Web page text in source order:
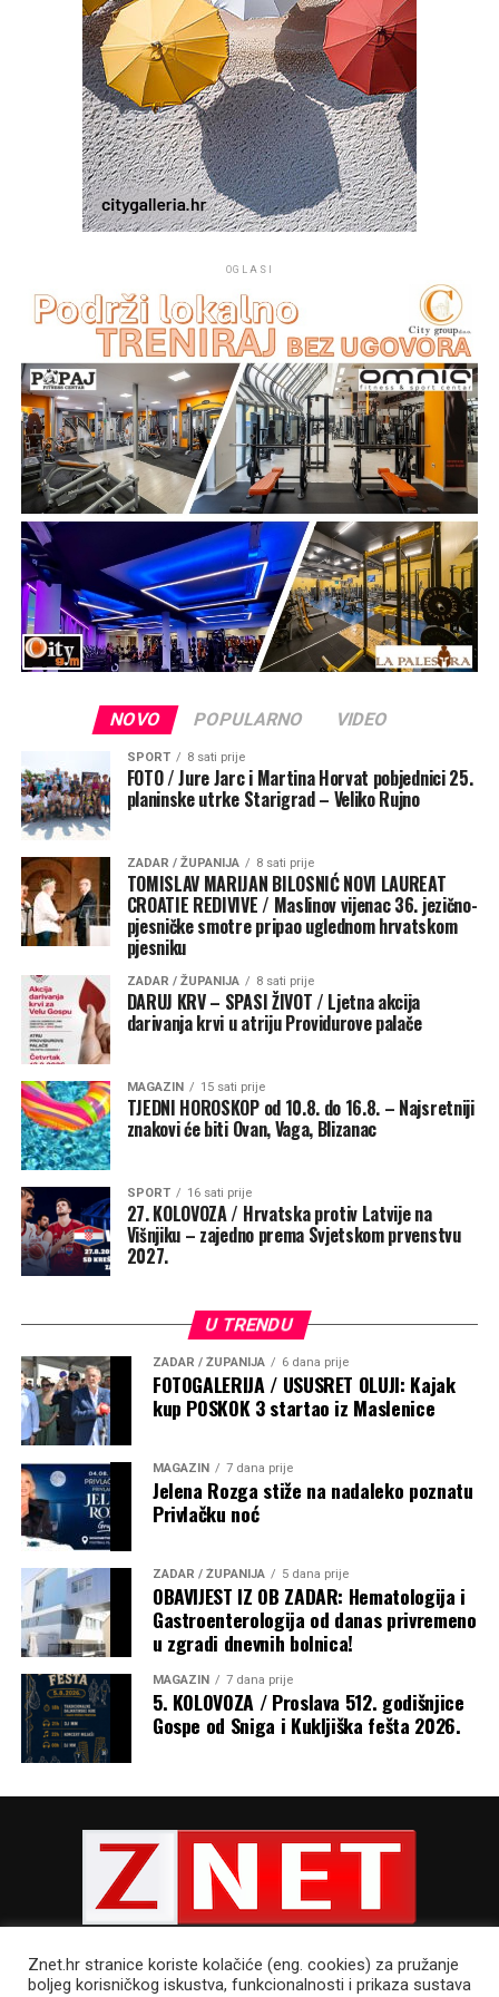
simbolična poveznica laureata s dugom tradicijom
hrvatskoga pjesništva te s idejom Croatie redivive kao
mjesta susreta različitih hrvatskih jezičnih i književnih
Ovogodišnja, 36. Croatia rediviva još je jednom pokazala
da ta ideja nije ostala samo na razini kulturnog
koncepta. Ona živi u pjesničkim nastupima, u knjigama i
zbornicima, na Zidovima od poezije, u Maslinovu vijencu,
gostiju nastavljeno je u restoranuRužmarin
u Selcima,
gdje je u neformalnom ozračju nastavljen razgovor o
poeziji, jeziku i kulturi.
Z. D.
OGLASI
NOVO POPULARNO VIDEO
SPORT 8 sati prije
FOTO / Jure Jarc i Martina Horvat pobjednici 25.
planinske utrke Starigrad – Veliko Rujno
ZADAR / ŽUPANIJA 8 sati prije
TOMISLAV MARIJAN BILOSNIĆ NOVI LAUREAT
CROATIE REDIVIVE / Maslinov vijenac 36. jezično-
pjesničke smotre pripao uglednom hrvatskom
pjesniku
ZADAR / ŽUPANIJA 8 sati prije
DARUJ KRV – SPASI ŽIVOT / Ljetna akcija
darivanja krvi u atriju Providurove palače
MAGAZIN 15 sati prije
TJEDNI HOROSKOP od 10.8. do 16.8. – Najsretniji
znakovi će biti Ovan, Vaga, Blizanac
SPORT 16 sati prije
27. KOLOVOZA / Hrvatska protiv Latvije na
Višnjiku – zajedno prema Svjetskom prvenstvu
2027.
U TRENDU
ZADAR / ŽUPANIJA 6 dana prije
FOTOGALERIJA / USUSRET OLUJI: Kajak
kup POSKOK 3 startao iz Maslenice
MAGAZIN 7 dana prije
Jelena Rozga stiže na nadaleko poznatu
Privlačku noć
ZADAR / ŽUPANIJA 5 dana prije
OBAVIJEST IZ OB ZADAR: Hematologija i
Gastroenterologija od danas privremeno
u zgradi dnevnih bolnica!
MAGAZIN 7 dana prije
5. KOLOVOZA / Proslava 512. godišnjice
Gospe od Sniga i Kukljiška fešta 2026.
Znet.hr stranice koriste kolačiće (eng. cookies) za pružanje
boljeg korisničkog iskustva, funkcionalnosti i prikaza sustava